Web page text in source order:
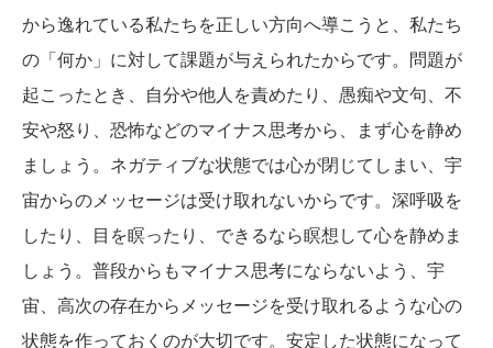
から逸れている私たちを正しい方向へ導こうと、私たち
の「何か」に対して課題が与えられたからです。問題が
起こったとき、自分や他人を責めたり、愚痴や文句、不
安や怒り、恐怖などのマイナス思考から、まず心を静め
ましょう。ネガティブな状態では心が閉じてしまい、宇
宙からのメッセージは受け取れないからです。深呼吸を
したり、目を瞑ったり、できるなら瞑想して心を静めま
しょう。普段からもマイナス思考にならないよう、宇
宙、高次の存在からメッセージを受け取れるような心の
状態を作っておくのが大切です。安定した状態になって